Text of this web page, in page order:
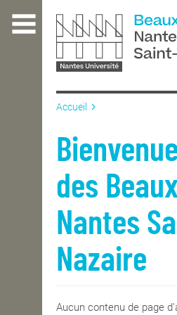
contenu
L'ÉCOLE
ENSEIGNEMENT
INTERNATIONAL
Accueil
des
Nantes
Nazaire
Aucun contenu de page